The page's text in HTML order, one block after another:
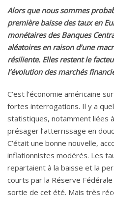
Alors que nous sommes
première baisse des taux en
monétaires des Banques
aléatoires en raison d’une
résiliente. Elles restent le
l’évolution des marchés
C’est l’économie américaine
fortes interrogations. Il y a
statistiques, notamment liées
présager l’atterrissage en
C’était une bonne nouvelle,
inflationnistes modérés. Les
repartaient à la baisse et la
courts par la Réserve
sortie de cet été. Mais très